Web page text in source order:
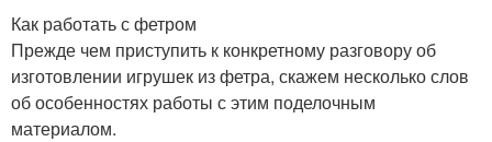
Как работать с фетром
Прежде чем приступить к конкретному разговору об
изготовлении игрушек из фетра, скажем несколько слов
об особенностях работы с этим поделочным
материалом.